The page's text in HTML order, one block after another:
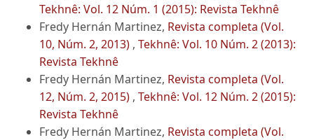
Tekhnê: Vol. 12 Núm. 1 (2015): Revista Tekhnê
Fredy Hernán Martinez, Revista completa (Vol.
10, Núm. 2, 2013) , Tekhnê: Vol. 10 Núm. 2 (2013):
Revista Tekhnê
Fredy Hernán Martinez, Revista completa (Vol.
12, Núm. 2, 2015) , Tekhnê: Vol. 12 Núm. 2 (2015):
Revista Tekhnê
Fredy Hernán Martinez, Revista completa (Vol.